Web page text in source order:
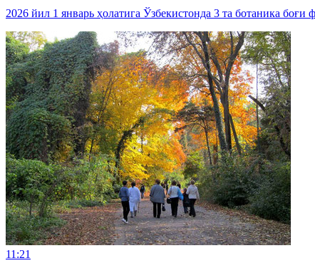
2026 йил 1 январь ҳолатига Ўзбекистонда 3 та ботаника боғи
11:21